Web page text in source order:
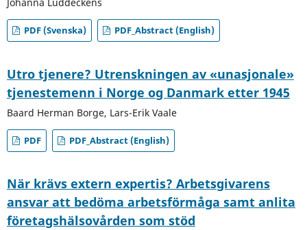
PDF (Svenska) PDF_Abstract (English)
Utro tjenere? Utrenskningen av «unasjonale»
tjenestemenn i Norge og Danmark etter 1945
Baard Herman Borge, Lars-Erik Vaale
PDF PDF_Abstract (English)
När krävs extern expertis? Arbetsgivarens
ansvar att bedöma arbetsförmåga samt anlita
företagshälsovården som stöd